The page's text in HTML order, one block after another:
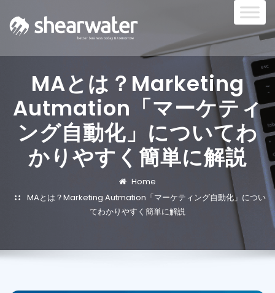
MAとは？Marketing
Autmation「マーケティ
ング自動化」についてわ
かりやすく簡単に解説
Home
MAとは？Marketing Autmation「マーケティング自動化」につい
てわかりやすく簡単に解説